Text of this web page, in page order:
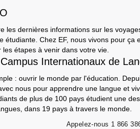
les dernières informations sur les
étudiante. Chez EF, nous vivons pour
étapes à venir dans votre vie.
Internationaux de
: ouvrir le monde par l'éducation.
nous pour apprendre une langue et
de plus de 100 pays étudient une
dans 19 pays à travers le monde.
Appelez-nous 1 866